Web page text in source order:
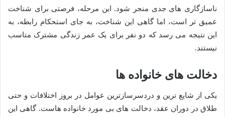
ناسازگاری های جدی منجر شود. این مرحله، فرصتی برای شناخت
عمیق تر است، اما گاهی این شناخت، به جای استحکام رابطه، به
این نتیجه می رسد که دو نفر برای یک عمر زندگی مشترک مناسب
نیستند.
دخالت های خانواده ها
یکی از شایع ترین و دردسرسازترین عوامل در بروز اختلافات و حتی
طلاق در دوران عقد، دخالت های بی مورد خانواده هاست. گاهی این